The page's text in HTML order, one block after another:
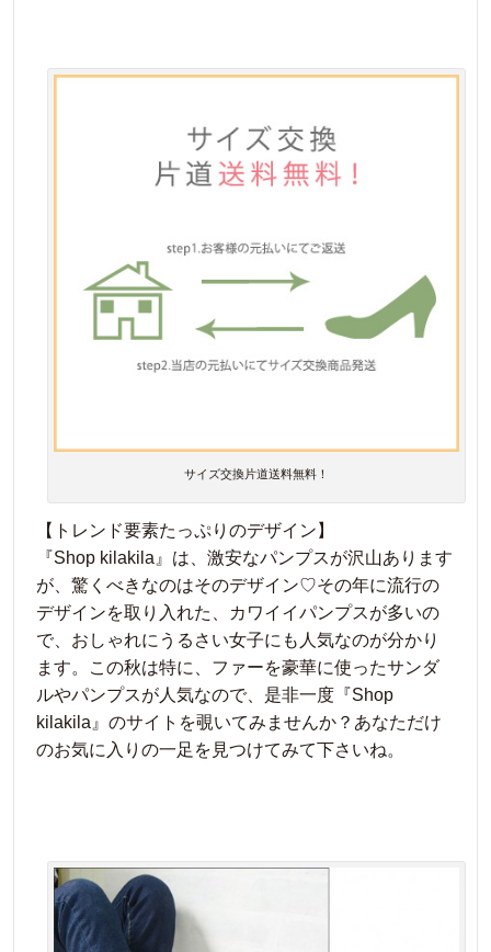
サイズ交換片道送料無料！
【トレンド要素たっぷりのデザイン】
『Shop kilakila』は、激安なパンプスが沢山あります
が、驚くべきなのはそのデザイン♡その年に流行の
デザインを取り入れた、カワイイパンプスが多いの
で、おしゃれにうるさい女子にも人気なのが分かり
ます。この秋は特に、ファーを豪華に使ったサンダ
ルやパンプスが人気なので、是非一度『Shop
kilakila』のサイトを覗いてみませんか？あなただけ
のお気に入りの一足を見つけてみて下さいね。